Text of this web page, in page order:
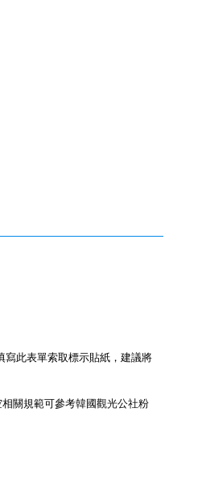
寫此表單索取標示貼紙，建議將
關規範可參考韓國觀光公社粉